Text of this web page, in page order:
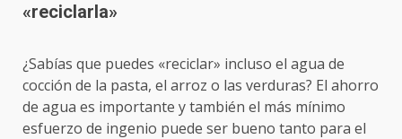
«reciclarla»
¿Sabías que puedes «reciclar» incluso el agua de
cocción de la pasta, el arroz o las verduras? El ahorro
de agua es importante y también el más mínimo
esfuerzo de ingenio puede ser bueno tanto para el